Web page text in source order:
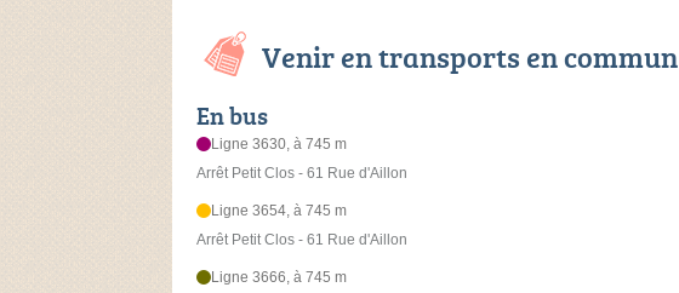
Venir en transports en commun
En bus
Ligne 3630, à 745 m
Arrêt Petit Clos - 61 Rue d'Aillon
Ligne 3654, à 745 m
Arrêt Petit Clos - 61 Rue d'Aillon
Ligne 3666, à 745 m